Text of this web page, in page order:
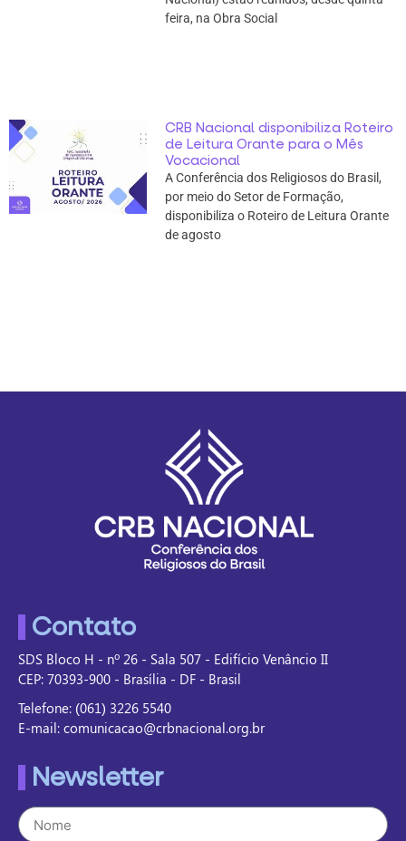
feira, na Obra Social
CRB Nacional disponibiliza Roteiro
de Leitura Orante para o Mês
Vocacional
A Conferência dos Religiosos do Brasil,
por meio do Setor de Formação,
disponibiliza o Roteiro de Leitura Orante
de agosto
Contato
SDS Bloco H - nº 26 - Sala 507 - Edifício Venâncio II
CEP: 70393-900 - Brasília - DF - Brasil
Telefone: (061) 3226 5540
E-mail: comunicacao@crbnacional.org.br
Newsletter